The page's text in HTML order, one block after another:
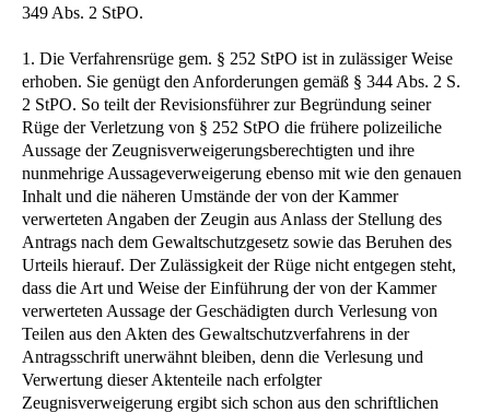
349 Abs. 2 StPO.
1. Die Verfahrensrüge gem. § 252 StPO ist in zulässiger Weise
erhoben. Sie genügt den Anforderungen gemäß § 344 Abs. 2 S.
2 StPO. So teilt der Revisionsführer zur Begründung seiner
Rüge der Verletzung von § 252 StPO die frühere polizeiliche
Aussage der Zeugnisverweigerungsberechtigten und ihre
nunmehrige Aussageverweigerung ebenso mit wie den genauen
Inhalt und die näheren Umstände der von der Kammer
verwerteten Angaben der Zeugin aus Anlass der Stellung des
Antrags nach dem Gewaltschutzgesetz sowie das Beruhen des
Urteils hierauf. Der Zulässigkeit der Rüge nicht entgegen steht,
dass die Art und Weise der Einführung der von der Kammer
verwerteten Aussage der Geschädigten durch Verlesung von
Teilen aus den Akten des Gewaltschutzverfahrens in der
Antragsschrift unerwähnt bleiben, denn die Verlesung und
Verwertung dieser Aktenteile nach erfolgter
Zeugnisverweigerung ergibt sich schon aus den schriftlichen